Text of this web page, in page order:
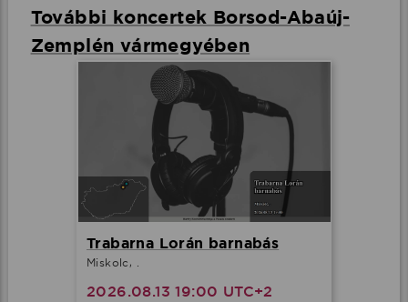
További koncertek Borsod-Abaúj-
Zemplén vármegyében
Trabarna Lorán barnabás
Miskolc, .
2026.08.13 19:00 UTC+2